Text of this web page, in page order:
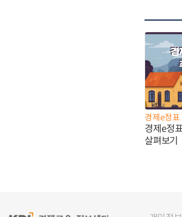
경제e정표
경제e정
살펴보기